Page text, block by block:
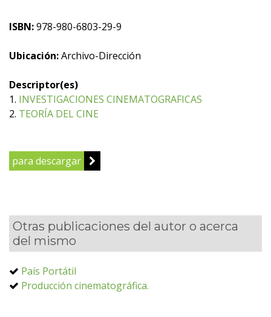
ISBN:978-980-6803-29-9
Ubicación:Archivo-Dirección
Descriptor(es)
1. INVESTIGACIONES CINEMATOGRAFICAS
2. TEORÍA DEL CINE
para descargar
Otras publicaciones del autor o acerca
del mismo
País Portátil
Producción cinematográfica.